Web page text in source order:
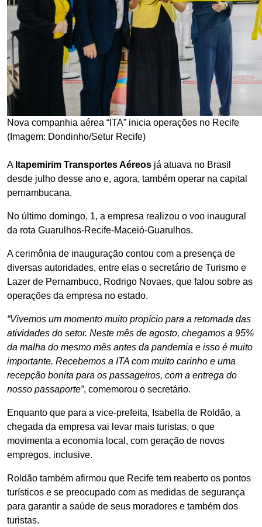
Nova companhia aérea “ITA” inicia operações no Recife
(Imagem: Dondinho/Setur Recife)
A Itapemirim Transportes Aéreos já atuava no Brasil
desde julho desse ano e, agora, também operar na capital
pernambucana.
No último domingo, 1, a empresa realizou o voo inaugural
da rota Guarulhos-Recife-Maceió-Guarulhos.
A cerimônia de inauguração contou com a presença de
diversas autoridades, entre elas o secretário de Turismo e
Lazer de Pernambuco, Rodrigo Novaes, que falou sobre as
operações da empresa no estado.
“Vivemos um momento muito propício para a retomada das
atividades do setor. Neste mês de agosto, chegamos a 95%
da malha do mesmo mês antes da pandemia e isso é muito
importante. Recebemos a ITA com muito carinho e uma
recepção bonita para os passageiros, com a entrega do
nosso passaporte”, comemorou o secretário.
Enquanto que para a vice-prefeita, Isabella de Roldão, a
chegada da empresa vai levar mais turistas, o que
movimenta a economia local, com geração de novos
empregos, inclusive.
Roldão também afirmou que Recife tem reaberto os pontos
turísticos e se preocupado com as medidas de segurança
para garantir a saúde de seus moradores e também dos
turistas.